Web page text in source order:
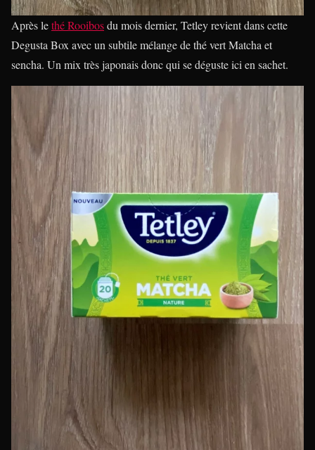
Après lethé Rooibosdu mois dernier, Tetley revient dans cette
Degusta Box avec un subtile mélange de thé vert Matcha et
sencha. Un mix très japonais donc qui se déguste ici en sachet.